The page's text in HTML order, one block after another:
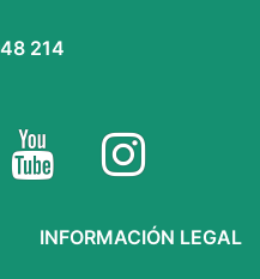
214
YouTube Instagram
INFORMACIÓN LEGAL